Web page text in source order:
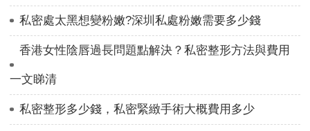
私密處太黑想變粉嫩?深圳私處粉嫩需要多少錢
香港女性陰唇過長問題點解決？私密整形方法與費用
一文睇清
私密整形多少錢，私密緊緻手術大概費用多少